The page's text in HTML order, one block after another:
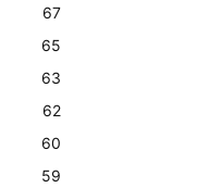
67
65
63
62
60
59